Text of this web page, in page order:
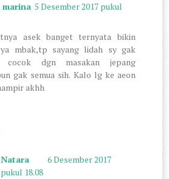
marina 5 Desember 2017 pukul
asek banget ternyata bikin
mbak,tp sayang lidah sy gak
cocok dgn masakan jepang
gak semua sih. Kalo lg ke aeon
akhh
Natara
6 Desember 2017
pukul 18.08